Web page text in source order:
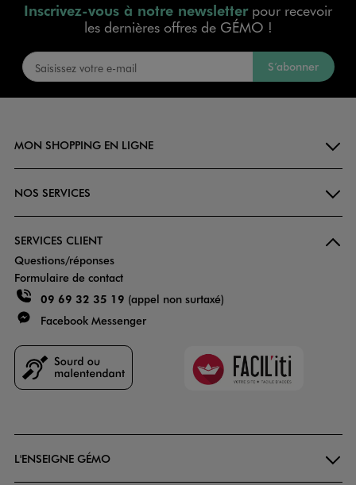
Inscrivez-vous à notre newsletterpour recevoir
les dernières offres de GÉMO !
S’abonner
MON SHOPPING EN LIGNE
NOS SERVICES
SERVICES CLIENT
Questions/réponses
Formulaire de contact
09 69 32 35 19 (appel non surtaxé)
Facebook Messenger
Faciliti
L'ENSEIGNE GÉMO